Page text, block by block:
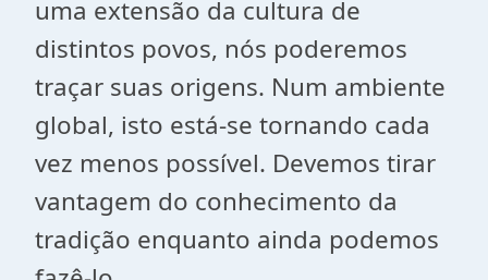
uma extensão da cultura de
distintos povos, nós poderemos
traçar suas origens. Num ambiente
global, isto está-se tornando cada
vez menos possível. Devemos tirar
vantagem do conhecimento da
tradição enquanto ainda podemos